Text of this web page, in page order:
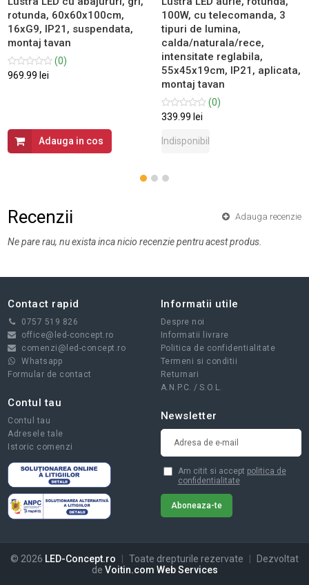
rotunda, 60x60x100cm,
16xG9, IP21, suspendata,
montaj tavan
(0)
969.99 lei
Adauga in cos
100W, cu telecomanda, 3
tipuri de lumina,
calda/naturala/rece,
intensitate reglabila,
55x45x19cm, IP21, aplicata,
montaj tavan
(0)
339.99 lei
Indisponibil
Recenzii Adauga recenzie
Ne pare rau, nu exista inca nicio recenzie pentru acest produs.
Contact rapid
0757 519 826
office@led-concept.ro
comenzi@led-concept.ro
Whatsapp
Formular de contact
Informatii utile
Despre noi
Informatii livrare
Politica de confidentialitate
Termeni si conditii
Returnari
A.N.P.C. / S.O.L.
Contul tau
Contul tau
Adresele tale
Istoric comenzi
Newsletter
Am citit si accept politica de
confidentialitate
© 2026 LED-Concept.ro | Toate drepturile rezervate |
Dezvoltat
de Voitin.com Web Services